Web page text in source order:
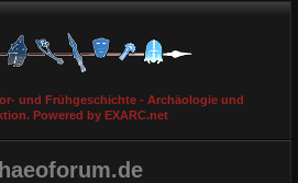
und Frühgeschichte - Archäologie und
Powered by EXARC.net